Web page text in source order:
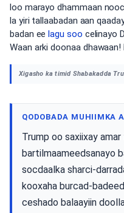
loo marayo dhammaan
la yiri tallaabadan aan
badan eelagu soo celinayo
Waan arki doonaa dhawaan!
Xigasho ka timid Shabakadda
QODOBADA MUHIIMKA
Trump oo saxiixay
bartilmaameedsanayo
socdaalka sharci-
kooxaha burcad-
ceshado balaayiin